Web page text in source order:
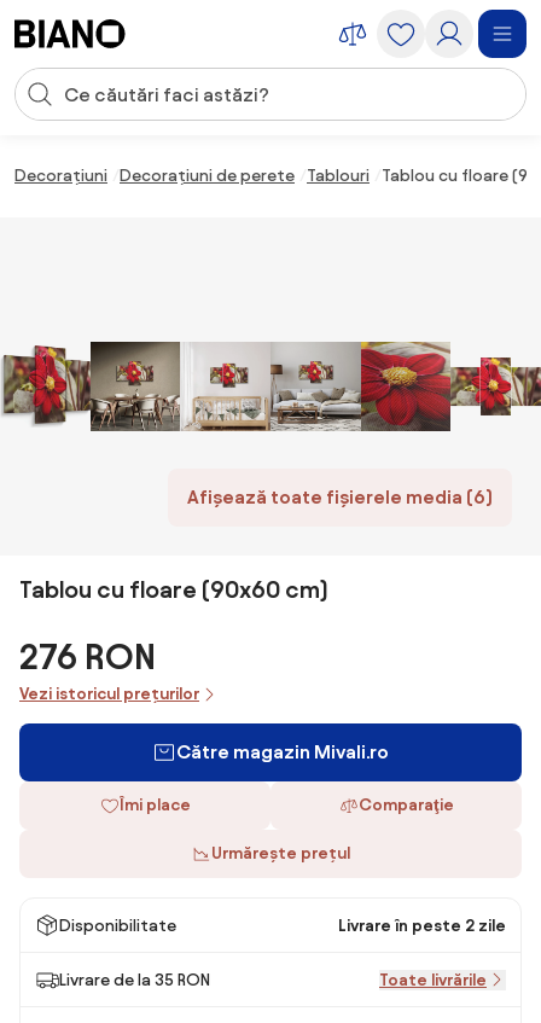
Introducerea căutării
Decorațiuni Decorațiuni de perete Tablouri Tablou cu floare
Afișează toate fișierele media (6)
Tablou cu floare (90x60 cm)
276 RON
Vezi istoricul prețurilor
Către magazin Mivali.ro
Îmi place Comparaţie
Urmărește prețul
Disponibilitate Livrare în peste 2 zile
Livrare de la 35 RON Toate livrările